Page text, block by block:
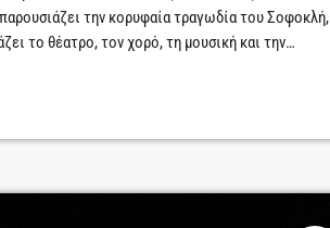
την κορυφαία τραγωδία του Σοφοκλή,
το θέατρο, τον χορό, τη μουσική και την
την […]